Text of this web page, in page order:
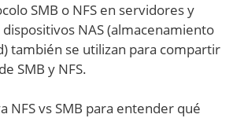
SMB o NFS en servidores y
NAS (almacenamiento
también se utilizan para compartir
SMB y NFS.
NFS vs SMB para entender qué